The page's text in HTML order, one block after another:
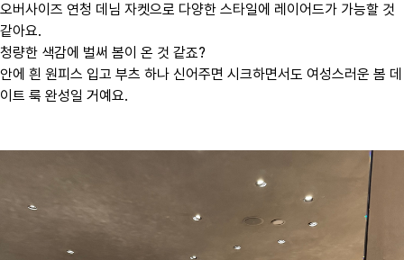
오버사이즈 연청 데님 자켓으로 다양한 스타일에 레이어드가 가능할 것
같아요.
청량한 색감에 벌써 봄이 온 것 같죠?
안에 흰 원피스 입고 부츠 하나 신어주면 시크하면서도 여성스러운 봄 데
이트 룩 완성일 거예요.